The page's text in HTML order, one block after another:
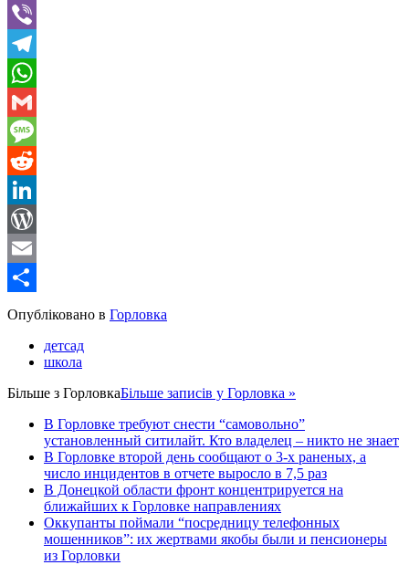
Twitter
Viber
Telegram
WhatsApp
Gmail
Message
Reddit
LinkedIn
WordPress
Email
Share
Опубліковано в Горловка
детсад
школа
Більше з ГорловкаБільше записів у Горловка »
В Горловке требуют снести “самовольно”
установленный ситилайт. Кто владелец – никто не знает
В Горловке второй день сообщают о 3-х раненых, а
число инцидентов в отчете выросло в 7,5 раз
В Донецкой области фронт концентрируется на
ближайших к Горловке направлениях
Оккупанты поймали “посредницу телефонных
мошенников”: их жертвами якобы были и пенсионеры
из Горловки